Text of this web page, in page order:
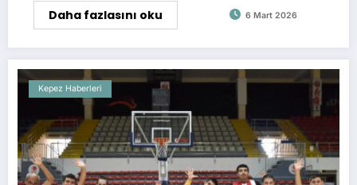
Daha fazlasını oku 6 Mart 2026
Kepez Haberleri